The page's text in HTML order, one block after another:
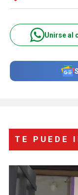
Unirse al
TE PUEDE